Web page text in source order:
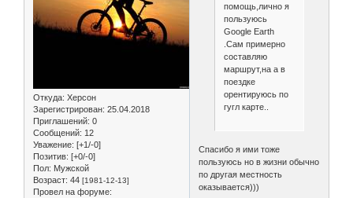
Откуда: Херсон
Зарегистрирован: 25.04.2018
Приглашений: 0
Сообщений: 12
Уважение: [+1/-0]
Позитив: [+0/-0]
Пол: Мужской
Возраст: 44 [1981-12-13]
Провел на форуме:
помощь,лично я
пользуюсь
Google Earth
.Сам примерно
составляю
маршрут,на а в
поездке
орентируюсь по
гугл карте..
Спасибо я ими тоже
пользуюсь но в жизни обычно
по другая местность
оказывается)))